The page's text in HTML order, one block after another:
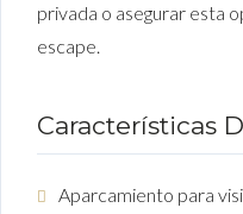
privada o asegurar esta
escape.
Características
Aparcamiento para